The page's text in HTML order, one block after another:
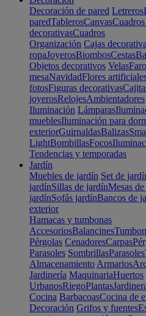
Decoración de pared Letreros
paredTablerosCanvas
decorativasCuadros
Organización Cajas
ropaJoyerosBiombosCestas
Objetos decorativos Velas
mesaNavidadFlores
fotosFiguras decorativas
joyerosRelojesAmbientadores
Iluminación Lámparas
mueblesIluminación para
exteriorGuirnaldasBalizas
LightBombillasFocos
Tendencias y temporadas
Jardín
Muebles de jardín Set de
jardínSillas de jardínMesas
jardínSofás jardínBancos de
exterior
Hamacas y tumbonas
AccesoriosBalancines
Pérgolas CenadoresCarpas
Parasoles SombrillasParasoles
Almacenamiento Armarios
Jardinería MaquinariaHuertos
UrbanosRiegoPlantas
Cocina BarbacoasCocina de
Decoración Grifos y fuentes